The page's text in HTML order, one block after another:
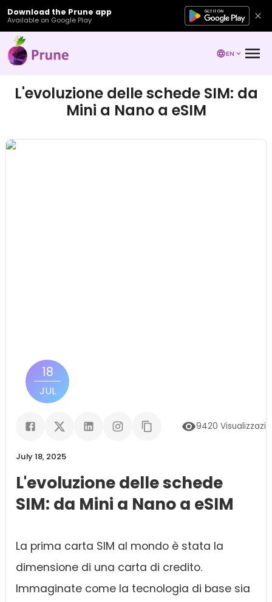
Download the Prune app
Available on Google Play
EN
L'evoluzione delle schede SIM: da
Mini a Nano a eSIM
18
JUL
9420
July 18, 2025
L'evoluzione delle schede
SIM: da Mini a Nano a eSIM
La prima carta SIM al mondo è stata la
dimensione di una carta di credito.
Immaginate come la tecnologia di base sia